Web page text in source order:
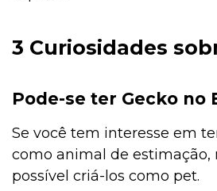
3 Curiosidades
Pode-se ter Gecko no
Se você tem interesse em
como animal de estimação,
possível criá-los como pet.